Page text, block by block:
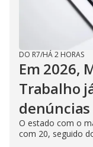
DO R7/HÁ 2 HORAS
Em 2026,
Trabalho
O estado com o
com 20, seguido